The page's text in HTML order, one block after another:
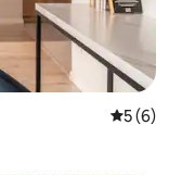
5 (6)